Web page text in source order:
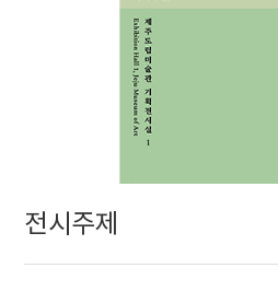
전시주제